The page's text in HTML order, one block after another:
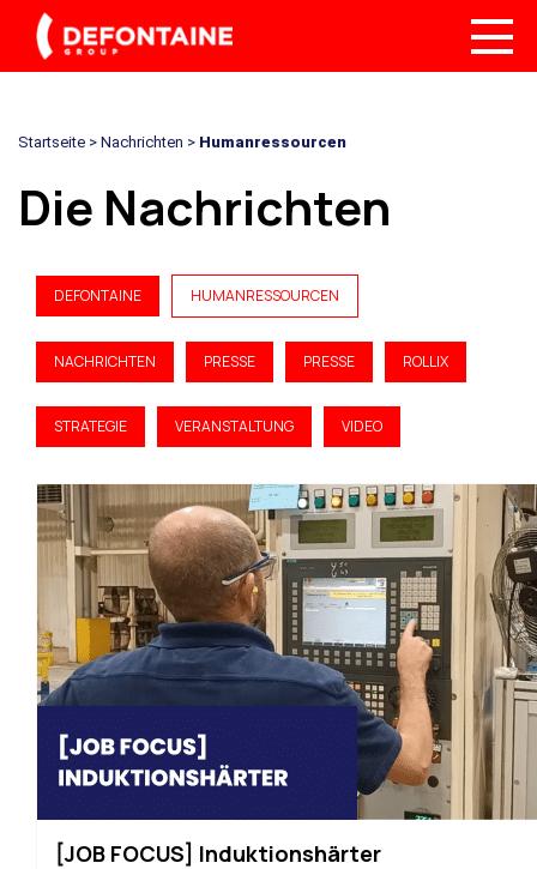
Startseite > Nachrichten > Humanressourcen
Die Nachrichten
DEFONTAINE HUMANRESSOURCEN
NACHRICHTEN PRESSE PRESSE ROLLIX
STRATEGIE VERANSTALTUNG VIDEO
[JOB FOCUS] Induktionshärter